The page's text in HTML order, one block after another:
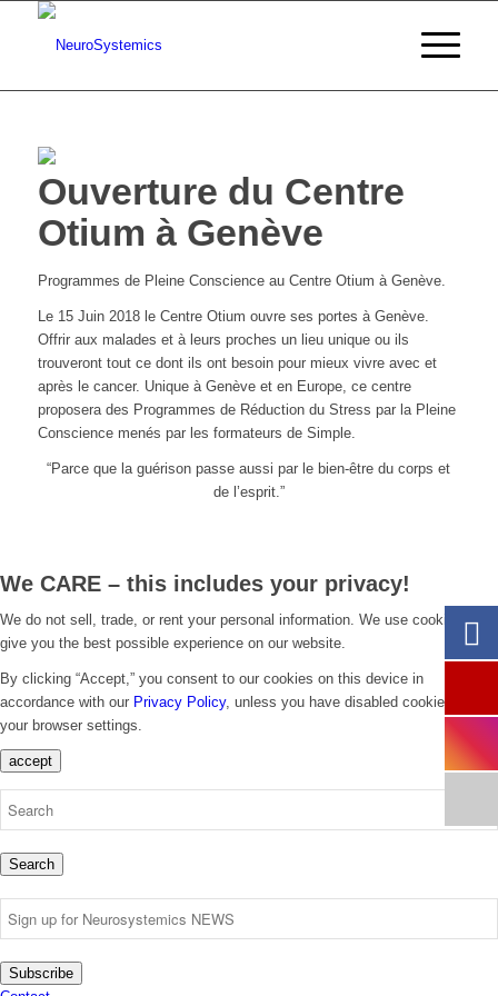
Ouverture du Centre
Otium à Genève
Programmes de Pleine Conscience au Centre Otium à Genève.
Le 15 Juin 2018 le Centre Otium ouvre ses portes à Genève.
Offrir aux malades et à leurs proches un lieu unique ou ils
trouveront tout ce dont ils ont besoin pour mieux vivre avec et
après le cancer. Unique à Genève et en Europe, ce centre
proposera des Programmes de Réduction du Stress par la Pleine
Conscience menés par les formateurs de Simple.
“Parce que la guérison passe aussi par le bien-être du corps et
de l’esprit.”
We CARE – this includes your privacy!
We do not sell, trade, or rent your personal information. We use cookies to
give you the best possible experience on our website.
By clicking “Accept,” you consent to our cookies on this device in
accordance with our Privacy Policy, unless you have disabled cookies in
your browser settings.
accept
Search
Subscribe